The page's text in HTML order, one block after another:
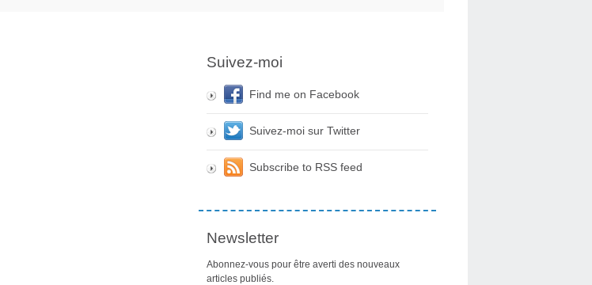
Suivez-moi
Find me on Facebook
Suivez-moi sur Twitter
Subscribe to RSS feed
Newsletter
Abonnez-vous pour être averti des nouveaux
articles publiés.